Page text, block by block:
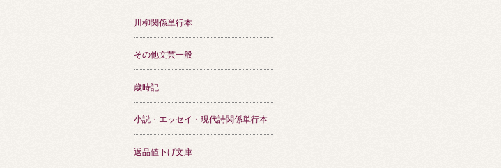
川柳関係単行本
その他文芸一般
歳時記
小説・エッセイ・現代詩関係単行本
返品値下げ文庫